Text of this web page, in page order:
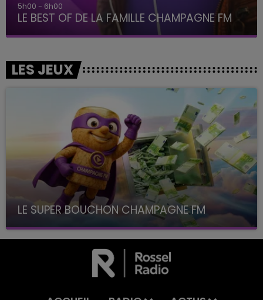
5h00 - 6h00
LE BEST OF DE LA FAMILLE CHAMPAGNE FM
LES JEUX
LE SUPER BOUCHON CHAMPAGNE FM
avec La Famille Champagne FM, à 8H10